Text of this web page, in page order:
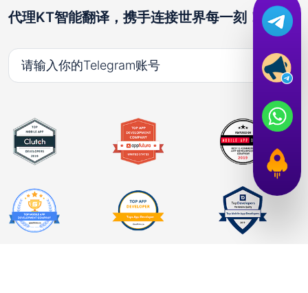
代理KT智能翻译，携手连接世界每一刻！